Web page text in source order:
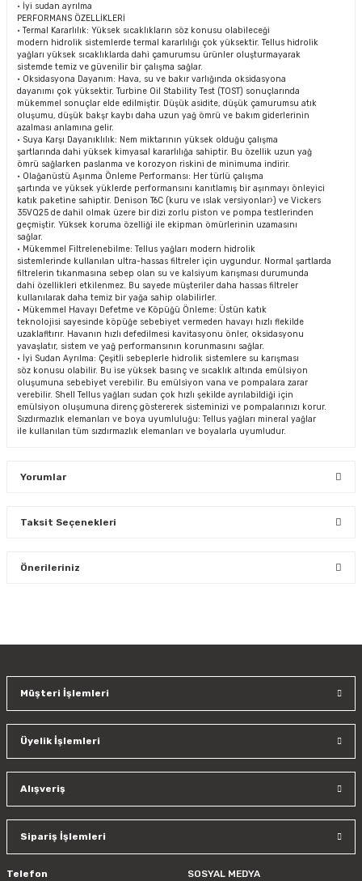
• İyi sudan ayrılma
PERFORMANS ÖZELLİKLERİ
• Termal Kararlılık: Yüksek sıcaklıkların söz konusu olabileceği
modern hidrolik sistemlerde termal kararlılığı çok yüksektir. Tellus hidrolik
yağları yüksek sıcaklıklarda dahi çamurumsu ürünler oluşturmayarak
sistemde temiz ve güvenilir bir çalışma sağlar.
• Oksidasyona Dayanım: Hava, su ve bakır varlığında oksidasyona
dayanımı çok yüksektir. Turbine Oil Stability Test (TOST) sonuçlarında
mükemmel sonuçlar elde edilmiştir. Düşük asidite, düşük çamurumsu atık
oluşumu, düşük bakşr kaybı daha uzun yağ ömrü ve bakım giderlerinin
azalması anlamına gelir.
• Suya Karşı Dayanıklılık: Nem miktarının yüksek olduğu çalışma
şartlarında dahi yüksek kimyasal kararlılığa sahiptir. Bu özellik uzun yağ
ömrü sağlarken paslanma ve korozyon riskini de minimuma indirir.
• Olağanüstü Aşınma Önleme Performansı: Her türlü çalışma
şartında ve yüksek yüklerde performansını kanıtlamış bir aşınmayı önleyici
katık paketine sahiptir. Denison T6C (kuru ve ıslak versiyonlar›) ve Vickers
35VQ25 de dahil olmak üzere bir dizi zorlu piston ve pompa testlerinden
geçmiştir. Yüksek koruma özelliği ile ekipman ömürlerinin uzamasını
sağlar.
• Mükemmel Filtrelenebilme: Tellus yağları modern hidrolik
sistemlerinde kullanılan ultra-hassas filtreler için uygundur. Normal şartlarda
filtrelerin tıkanmasına sebep olan su ve kalsiyum karışması durumunda
dahi özellikleri etkilenmez. Bu sayede müşteriler daha hassas filtreler
kullanılarak daha temiz bir yağa sahip olabilirler.
• Mükemmel Havayı Defetme ve Köpüğü Önleme: Üstün katık
teknolojisi sayesinde köpüğe sebebiyet vermeden havayı hızlı flekilde
uzaklafltırır. Havanın hızlı defedilmesi kavitasyonu önler, oksidasyonu
yavaşlatır, sistem ve yağ performansının korunmasını sağlar.
• İyi Sudan Ayrılma: Çeşitli sebeplerle hidrolik sistemlere su karışması
söz konusu olabilir. Bu ise yüksek basınç ve sıcaklık altında emülsiyon
oluşumuna sebebiyet verebilir. Bu emülsiyon vana ve pompalara zarar
verebilir. Shell Tellus yağları sudan çok hızlı şekilde ayrılabildiği için
emülsiyon oluşumuna direnç göstererek sisteminizi ve pompalarınızı korur.
Sızdırmazlık elemanları ve boya uyumluluğu: Tellus yağları mineral yağlar
ile kullanılan tüm sızdırmazlık elemanları ve boyalarla uyumludur.
Yorumlar
Taksit Seçenekleri
Önerileriniz
Ürün resmi kalitesiz, bozuk veya görüntülenemiyor.
Ürün bilgilerinde hatalar bulunuyor.
Bu ürüne benzer farklı alternatifler olmalı.
Müşteri İşlemleri
Üyelik İşlemleri
Alışveriş
Sipariş İşlemleri
Telefon SOSYAL MEDYA